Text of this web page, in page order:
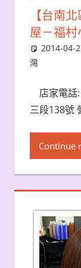
【台南
屋－福
2014-04-
灣
店家電話:
三段138號
Continue